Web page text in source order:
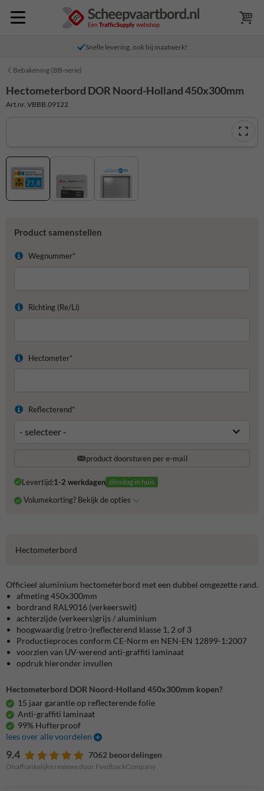
Snelle levering, ook bij maatwerk!
Bebakening (BB-serie)
Hectometerbord DOR Noord-Holland 450x300mm
Art.nr. VBBB.09122
Product samenstellen
Wegnummer*
Richting (Re/Li)
Hectometer*
Reflecterend*
product doorsturen per e-mail
Levertijd:1-2 werkdagen dinsdag in huis
Volumekorting? Bekijk de opties
Hectometerbord
Officieel aluminium hectometerbord met een dubbel omgezette rand.
afmeting 450x300mm
bordrand RAL9016 (verkeerswit)
achterzijde (verkeers)grijs / aluminium
hoogwaardig (retro-)reflecterend klasse 1, 2 of 3
Productieproces conform CE-Norm en NEN-EN 12899-1:2007
voorzien van UV-werend anti-graffiti laminaat
opdruk hieronder invullen
Hectometerbord DOR Noord-Holland 450x300mm kopen?
15 jaar garantie op reflecterende folie
Anti-graffiti laminaat
99% Hufterproof
lees over alle voordelen
9.4 7062 beoordelingen
Onafhankelijke reviews door FeedbackCompany